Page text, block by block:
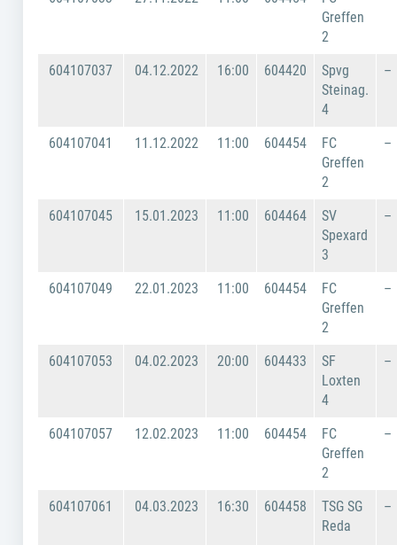
Greffen
2
604107037 04.12.2022 16:00 604420
Spvg
Steinag.
4
–
604107041 11.12.2022 11:00 604454
FC
Greffen
2
–
604107045 15.01.2023 11:00 604464
SV
Spexard
3
–
604107049 22.01.2023 11:00 604454
FC
Greffen
2
–
604107053 04.02.2023 20:00 604433
SF
Loxten
4
–
604107057 12.02.2023 11:00 604454
FC
Greffen
2
–
604107061 04.03.2023 16:30 604458
TSG SG
Reda
–